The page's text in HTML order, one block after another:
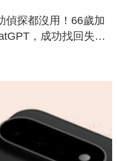
偵探都沒用！66歲加
，成功找回失散